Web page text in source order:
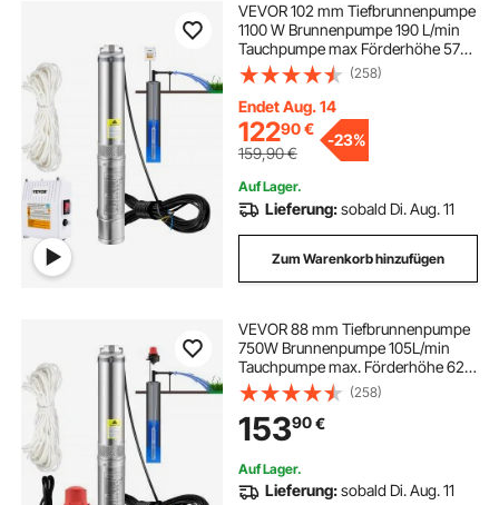
VEVOR 102 mm Tiefbrunnenpumpe
1100 W Brunnenpumpe 190 L/min
Tauchpumpe max Förderhöhe 57m
Rohrpumpe 230 V 50 Hz
Sandpumpe IP68 Wasserpumpe 0-
40°C Pumpe Ideal
(258)
Endet Aug. 14
12290€
159,90€
-23%
Auf Lager.
Lieferung:sobald Di. Aug. 11
Zum Warenkorb hinzufügen
VEVOR 88 mm Tiefbrunnenpumpe
750W Brunnenpumpe 105L/min
Tauchpumpe max. Förderhöhe 62m
Rohrpumpe 230V 50Hz
Sandpumpe IP68 Wasserpumpe 11
Laufradstufen Pumpe Ideal zur
Bewässerung oder Wasser-
Versorgung
(258)
15390€
Auf Lager.
Lieferung:sobald Di. Aug. 11